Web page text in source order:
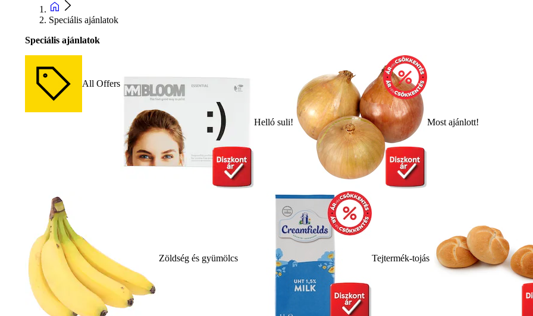
Speciális ajánlatok
Speciális ajánlatok
All Offers
Helló suli! Most ajánlott!
Zöldség és gyümölcs Tejtermék-tojás